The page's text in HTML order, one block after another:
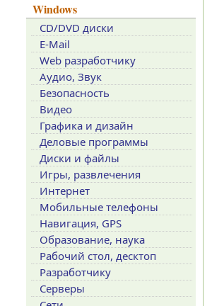
Windows
CD/DVD диски
E-Mail
Web разработчику
Аудио, Звук
Безопасность
Видео
Графика и дизайн
Деловые программы
Диски и файлы
Игры, развлечения
Интернет
Мобильные телефоны
Навигация, GPS
Образование, наука
Рабочий стол, десктоп
Разработчику
Серверы